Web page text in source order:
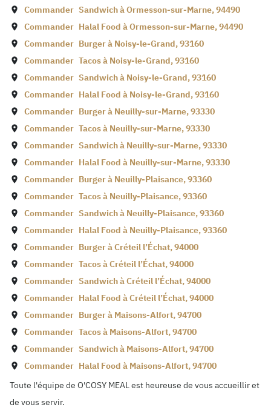
Commander Sandwich àOrmesson-sur-Marne,94490
Commander Halal Food àOrmesson-sur-Marne,94490
Commander Burger à Noisy-le-Grand,93160
Commander Tacos à Noisy-le-Grand,93160
Commander Sandwich à Noisy-le-Grand,93160
Commander Halal Food à Noisy-le-Grand,93160
Commander Burger à Neuilly-sur-Marne,93330
Commander Tacos à Neuilly-sur-Marne,93330
Commander Sandwich à Neuilly-sur-Marne,93330
Commander Halal Food à Neuilly-sur-Marne,93330
Commander Burger à Neuilly-Plaisance,93360
Commander Tacos à Neuilly-Plaisance,93360
Commander Sandwich à Neuilly-Plaisance,93360
Commander Halal Food à Neuilly-Plaisance,93360
Commander Burger àCréteil l’Échat,94000
Commander Tacos àCréteil l’Échat,94000
Commander Sandwich àCréteil l’Échat,94000
Commander Halal Food àCréteil l’Échat,94000
Commander Burger à Maisons-Alfort,94700
Commander Tacos à Maisons-Alfort,94700
Commander Sandwich à Maisons-Alfort,94700
Commander Halal Food à Maisons-Alfort,94700
Toute l'équipe de O'COSY MEAL est heureuse de vous accueillir et
de vous servir.